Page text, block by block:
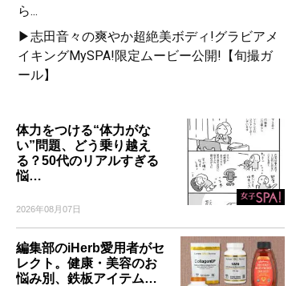
ら...
▶志田音々の爽やか超絶美ボディ!グラビアメ
イキングMySPA!限定ムービー公開!【旬撮ガ
ール】
体力をつける“体力がな
い”問題、どう乗り越え
る？50代のリアルすぎる
悩…
2026年08月07日
編集部のiHerb愛用者がセ
レクト。健康・美容のお
悩み別、鉄板アイテム…